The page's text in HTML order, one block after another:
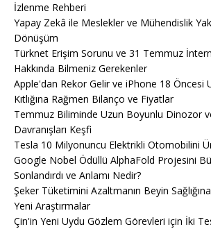
İzlenme Rehberi
Yapay Zekâ ile Meslekler ve Mühendislik
Dönüşüm
Türknet Erişim Sorunu ve 31 Temmuz
Hakkında Bilmeniz Gerekenler
Apple'dan Rekor Gelir ve iPhone 18 Öncesi
Kıtlığına Rağmen Bilanço ve Fiyatlar
Temmuz Biliminde Uzun Boyunlu Dinozor
Davranışları Keşfi
Tesla 10 Milyonuncu Elektrikli Otomobilini
Google Nobel Ödüllü AlphaFold Projesini
Sonlandırdı ve Anlamı Nedir?
Şeker Tüketimini Azaltmanın Beyin
Yeni Araştırmalar
Çin'in Yeni Uydu Gözlem Görevleri için İki